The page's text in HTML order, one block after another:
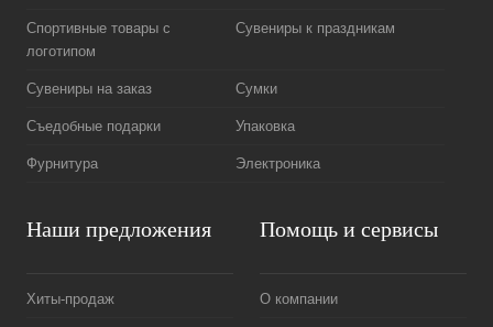
Спортивные товары с
логотипом
Сувениры к праздникам
Сувениры на заказ Сумки
Съедобные подарки Упаковка
Фурнитура Электроника
Наши предложения
Хиты-продаж
Помощь и сервисы
О компании